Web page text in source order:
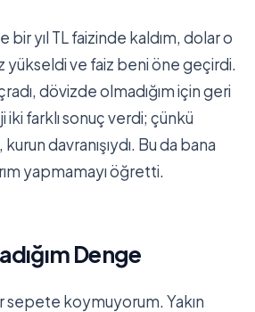
yıl TL faizinde kaldım, dolar o
yükseldi ve faiz beni öne geçirdi.
dövizde olmadığım için geri
iki farklı sonuç verdi; çünkü
davranışıydı. Bu da bana
yapmamayı öğretti.
Denge
sepete koymuyorum. Yakın